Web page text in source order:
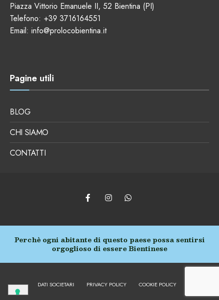
Piazza Vittorio Emanuele II, 52 Bientina (PI)
Telefono: +39 3716164551
Email: info@prolocobientina.it
Pagine utili
BLOG
CHI SIAMO
CONTATTI
Perchè ogni abitante di questo paese possa sentirsi
orgoglioso di essere Bientinese
DATI SOCIETARI PRIVACY POLICY COOKIE POLICY